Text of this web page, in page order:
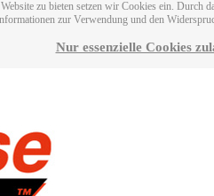
zu bieten setzen wir Cookies ein.
zur Verwendung und den
Nur essenzielle Cookies